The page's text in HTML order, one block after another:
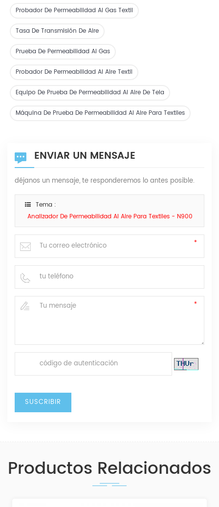
Probador De Permeabilidad Al Gas Textil
Tasa De Transmisión De Aire
Prueba De Permeabilidad Al Gas
Probador De Permeabilidad Al Aire Textil
Equipo De Prueba De Permeabilidad Al Aire De Tela
Máquina De Prueba De Permeabilidad Al Aire Para Textiles
ENVIAR UN MENSAJE
déjanos un mensaje, te responderemos lo antes posible.
Tema :
Analizador De Permeabilidad Al Aire Para Textiles - N900
Productos Relacionados